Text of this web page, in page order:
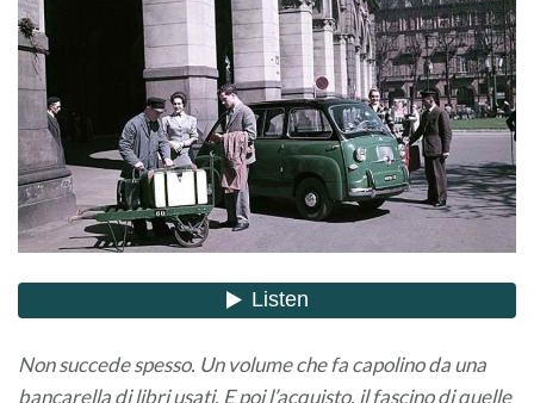
Non succede spesso. Un volume che fa capolino da una
bancarella di libri usati. E poi l’acquisto, il fascino di quelle